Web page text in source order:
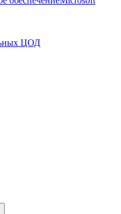
ЦОД